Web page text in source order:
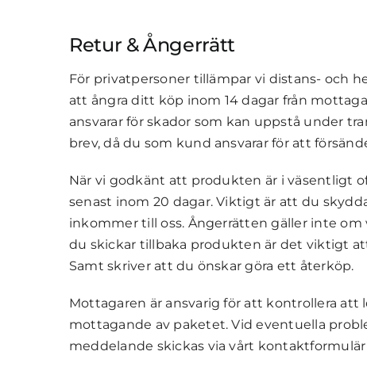
Retur & Ångerrätt
För privatpersoner tillämpar vi distans- och
att ångra ditt köp inom 14 dagar från
ansvarar för skador som kan uppstå under
brev, då du som kund ansvarar för att
När vi godkänt att produkten är i väsentligt
senast inom 20 dagar. Viktigt är att du
inkommer till oss. Ångerrätten gäller inte om
du skickar tillbaka produkten är det viktigt
Samt skriver att du önskar göra ett återköp.
Mottagaren är ansvarig för att kontrollera
mottagande av paketet. Vid eventuella
meddelande skickas via vårt